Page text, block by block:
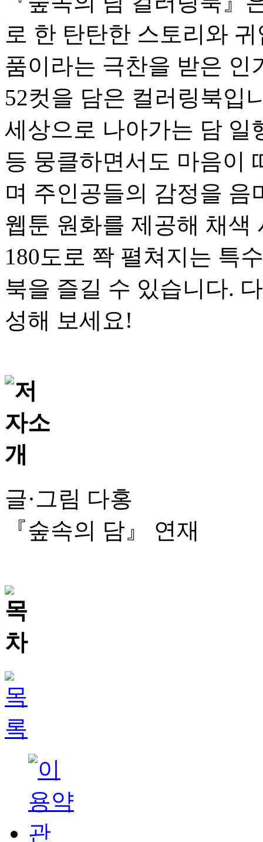
로 한 탄탄한 스토리와
품이라는 극찬을 받은 인
52컷을 담은 컬러링북입
세상으로 나아가는 담 일
등 뭉클하면서도 마음이
며 주인공들의 감정을 음
웹툰 원화를 제공해 채색
180도로 쫙 펼쳐지는 특
북을 즐길 수 있습니다.
성해 보세요!
글·그림 다홍
『숲속의 담』 연재